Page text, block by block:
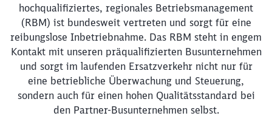
hochqualifiziertes, regionales Betriebsmanagement
(RBM) ist bundesweit vertreten und sorgt für eine
reibungslose Inbetriebnahme. Das RBM steht in engem
Kontakt mit unseren präqualifizierten Busunternehmen
und sorgt im laufenden Ersatzverkehr nicht nur für
eine betriebliche Überwachung und Steuerung,
sondern auch für einen hohen Qualitätsstandard bei
den Partner-Busunternehmen selbst.